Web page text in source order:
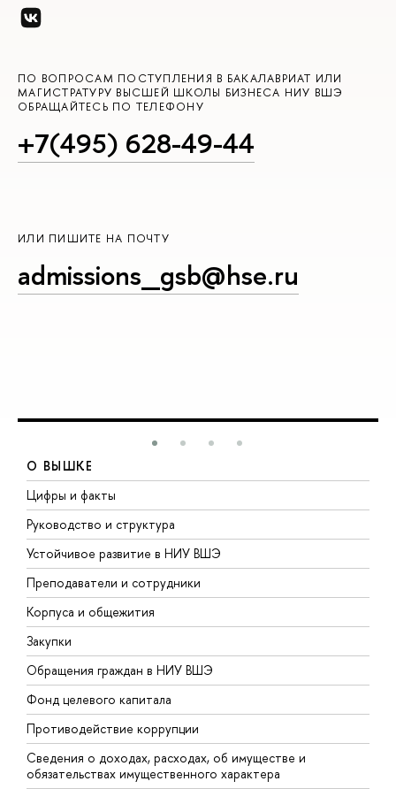
ПО ВОПРОСАМ ПОСТУПЛЕНИЯ В БАКАЛАВРИАТ ИЛИ
МАГИСТРАТУРУ ВЫСШЕЙ ШКОЛЫ БИЗНЕСА НИУ ВШЭ
ОБРАЩАЙТЕСЬ ПО ТЕЛЕФОНУ
+7(495) 628-49-44
ИЛИ ПИШИТЕ НА ПОЧТУ
admissions_gsb@hse.ru
О ВЫШКЕ
Цифры и факты
Руководство и структура
Устойчивое развитие в НИУ ВШЭ
Преподаватели и сотрудники
Корпуса и общежития
Закупки
Обращения граждан в НИУ ВШЭ
Фонд целевого капитала
Противодействие коррупции
Сведения о доходах, расходах, об имуществе и
обязательствах имущественного характера